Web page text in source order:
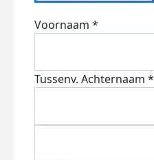
Voornaam *
Tussenv. Achternaam *